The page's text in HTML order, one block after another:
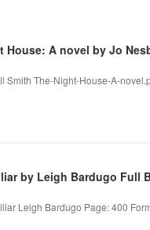
House: A novel by Jo
Smith The-Night-House-A-
by Leigh Bardugo Full
Leigh Bardugo Page: 400